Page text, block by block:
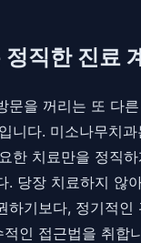
직한 진료
문을 꺼리는 또 다
니다. 미소나무치
한 치료만을 정직
. 당장 치료하지 않
하기보다, 정기적인
인 접근법을 취합